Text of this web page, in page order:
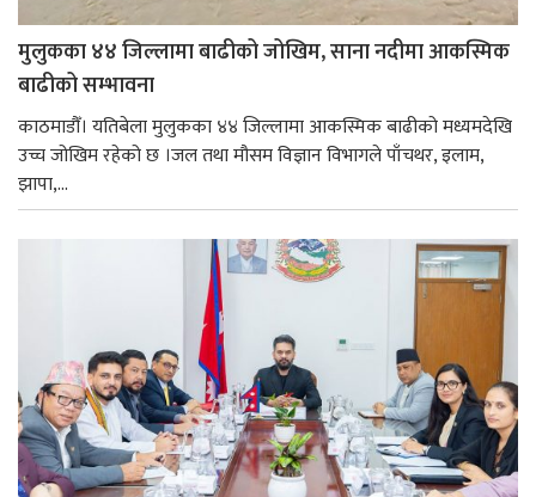
मुलुकका ४४ जिल्लामा बाढीको जोखिम, साना नदीमा आकस्मिक
बाढीको सम्भावना
काठमाडौँ। यतिबेला मुलुकका ४४ जिल्लामा आकस्मिक बाढीको मध्यमदेखि
उच्च जोखिम रहेको छ ।जल तथा मौसम विज्ञान विभागले पाँचथर, इलाम,
झापा,...